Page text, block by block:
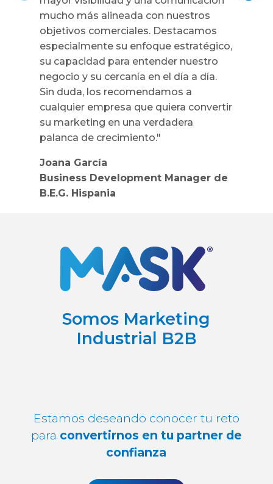
mucho más alineada con nuestros
objetivos comerciales. Destacamos
especialmente su enfoque estratégico,
su capacidad para entender nuestro
negocio y su cercanía en el día a día.
Sin duda, los recomendamos a
cualquier empresa que quiera convertir
su marketing en una verdadera
palanca de crecimiento."
Joana García
Business Development Manager de
B.E.G. Hispania
Somos Marketing
Industrial B2B
Estamos deseando conocer tu reto
para convertirnos en tu partner de
confianza